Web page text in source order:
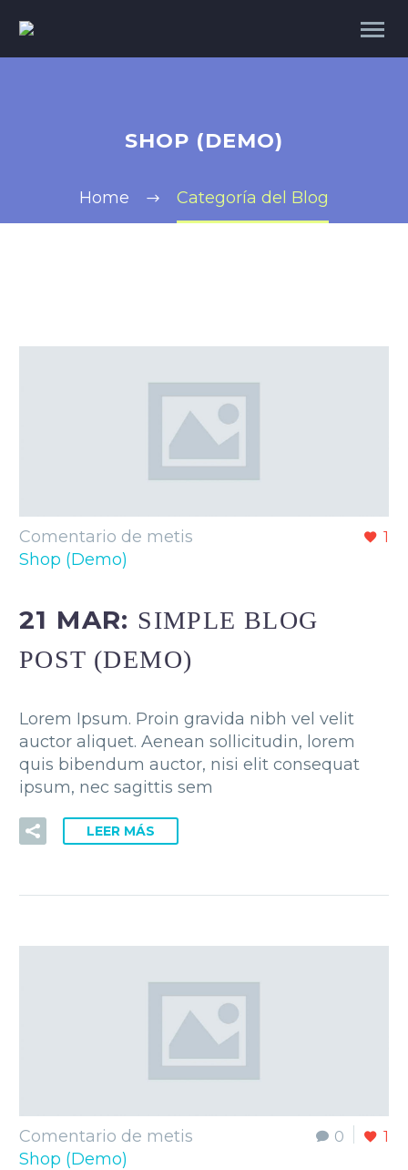
SHOP (DEMO)
Home Categoría del Blog
1
Comentario de metis
Shop (Demo)
21 MAR: SIMPLE BLOG
POST (DEMO)
Lorem Ipsum. Proin gravida nibh vel velit
auctor aliquet. Aenean sollicitudin, lorem
quis bibendum auctor, nisi elit consequat
ipsum, nec sagittis sem
LEER MÁS
0 1
Comentario de metis
Shop (Demo)